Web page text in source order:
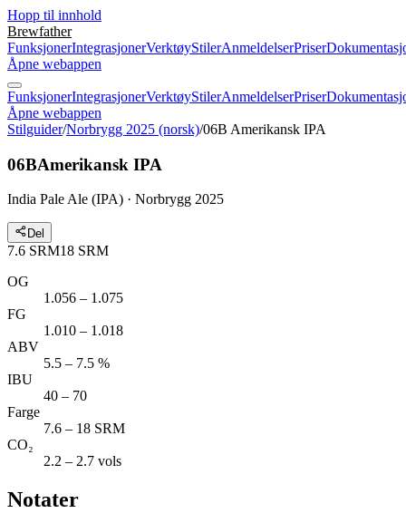
Hopp til innhold
Brewfather
FunksjonerIntegrasjonerVerktøyStilerAnmeldelserPriser
Åpne webappen
FunksjonerIntegrasjonerVerktøyStilerAnmeldelserPriser
Åpne webappen
Stilguider/Norbrygg 2025 (norsk)/06B Amerikansk IPA
06BAmerikansk IPA
India Pale Ale (IPA) · Norbrygg 2025
Del
7.6 SRM18 SRM
OG
1.056 – 1.075
FG
1.010 – 1.018
ABV
5.5 – 7.5 %
IBU
40 – 70
Farge
7.6 – 18 SRM
CO₂
2.2 – 2.7 vols
Notater